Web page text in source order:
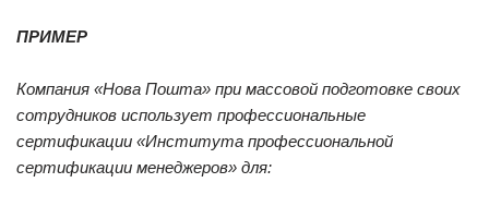
ПРИМЕР
Компания «Нова Пошта» при массовой подготовке своих
сотрудников использует профессиональные
сертификации «Института профессиональной
сертификации менеджеров» для: